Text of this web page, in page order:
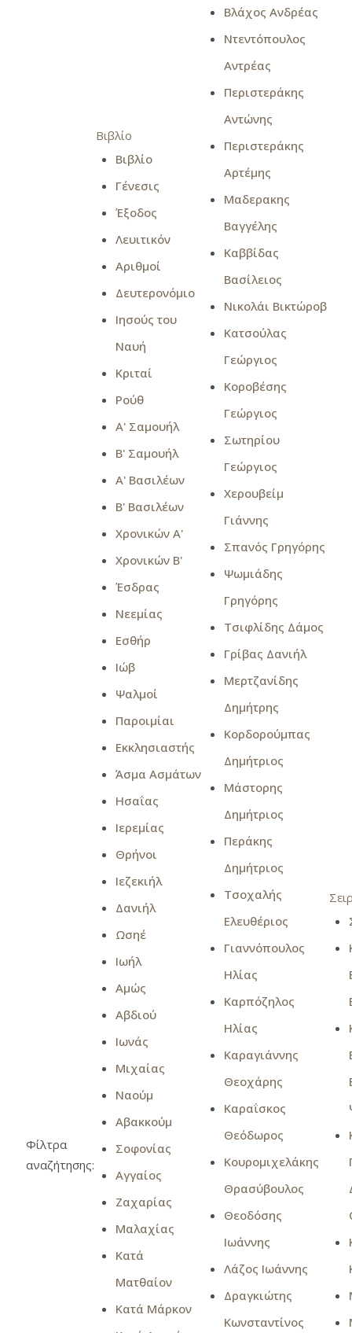
Φίλτρα
αναζήτησης:
Βιβλίο
Βιβλίο
Γένεσις
Έξοδος
Λευιτικόν
Αριθμοί
Δευτερονόμιο
Ιησούς του
Ναυή
Κριταί
Ρούθ
Α' Σαμουήλ
Β' Σαμουήλ
Α' Βασιλέων
Β' Βασιλέων
Χρονικών Α'
Χρονικών Β'
Έσδρας
Νεεμίας
Εσθήρ
Ιώβ
Ψαλμοί
Παροιμίαι
Εκκλησιαστής
Άσμα Ασμάτων
Ησαΐας
Ιερεμίας
Θρήνοι
Ιεζεκιήλ
Δανιήλ
Ωσηέ
Ιωήλ
Αμώς
Αβδιού
Ιωνάς
Μιχαίας
Ναούμ
Αβακκούμ
Σοφονίας
Αγγαίος
Ζαχαρίας
Μαλαχίας
Κατά
Ματθαίον
Κατά Μάρκον
Βλάχος Ανδρέας
Ντεντόπουλος
Αντρέας
Περιστεράκης
Αντώνης
Περιστεράκης
Αρτέμης
Μαδερακης
Βαγγέλης
Καββίδας
Βασίλειος
Νικολάι Βικτώροβ
Κατσούλας
Γεώργιος
Κοροβέσης
Γεώργιος
Σωτηρίου
Γεώργιος
Χερουβείμ
Γιάννης
Σπανός Γρηγόρης
Ψωμιάδης
Γρηγόρης
Τσιφλίδης Δάμος
Γρίβας Δανιήλ
Μερτζανίδης
Δημήτρης
Κορδορούμπας
Δημήτριος
Μάστορης
Δημήτριος
Περάκης
Δημήτριος
Τσοχαλής
Ελευθέριος
Γιαννόπουλος
Ηλίας
Καρπόζηλος
Ηλίας
Καραγιάννης
Θεοχάρης
Καραΐσκος
Θεόδωρος
Κουρομιχελάκης
Θρασύβουλος
Θεοδόσης
Ιωάννης
Λάζος Ιωάννης
Δραγκιώτης
Κωνσταντίνος